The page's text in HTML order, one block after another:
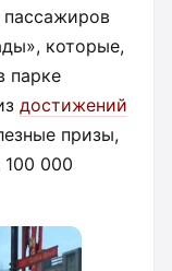
пассажиров
которые,
парке
достижений
призы,
100 000